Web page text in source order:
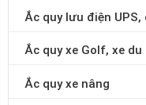
Ắc quy lưu điện
Ắc quy xe Golf, xe du
Ắc quy xe nâng